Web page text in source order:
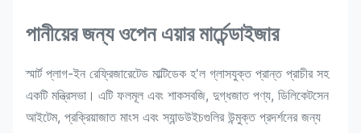
পানীয়ের জন্য ওপেন এয়ার মার্চেন্ডাইজার
স্মার্ট প্লাগ-ইন রেফ্রিজারেটেড মাল্টিডেক হ'ল গ্লাসযুক্ত প্রান্ত প্রাচীর সহ
একটি মন্ত্রিসভা। এটি ফলমূল এবং শাকসবজি, দুগ্ধজাত পণ্য, ডিলিকেটসেন
আইটেম, প্রক্রিয়াজাত মাংস এবং স্যান্ডউইচগুলির উন্মুক্ত প্রদর্শনের জন্য